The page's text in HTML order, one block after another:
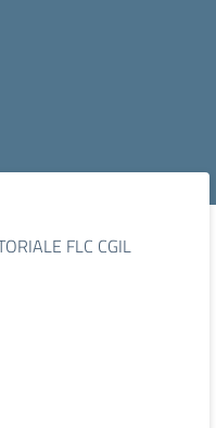
FLC CGIL